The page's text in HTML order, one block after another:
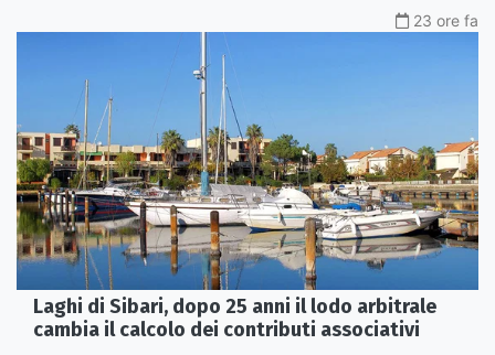
23 ore fa
Laghi di Sibari, dopo 25 anni il lodo arbitrale
cambia il calcolo dei contributi associativi